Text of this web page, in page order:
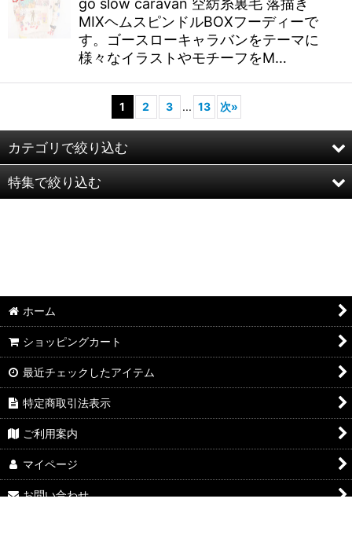
go slow caravan 空紡糸裏毛 落描き
MIXヘムスピンドルBOXフーディーで
す。ゴースローキャラバンをテーマに
様々なイラストやモチーフをM…
1 2 3 ... 13 次»
カテゴリで絞り込む
go slow caravan ゴースローキャラバン
Y'2 LEATHER ワイツーレザー
SLOPER
TEDMAN テッドマン 【TED COMPANY】
KEI'S CLOTHING ケイズクロージング
POST GENERAL
特集で絞り込む
ポロシャツ：アメカジ・他
長袖・七分袖Ｔシャツ：和柄
長袖シャツ：和柄
長袖シャツ：アメカジ・他
ジャケット：和柄
ホーム
ショッピングカート
最近チェックしたアイテム
特定商取引法表示
ご利用案内
マイページ
お問い合わせ